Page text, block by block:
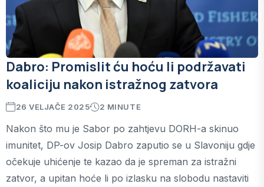
Dabro: Promislit ću hoću li podržavati
koaliciju nakon istražnog zatvora
26 VELJAČE 2025 2 MINUTE
Nakon što mu je Sabor po zahtjevu DORH-a skinuo
imunitet, DP-ov Josip Dabro zaputio se u Slavoniju gdje
očekuje uhićenje te kazao da je spreman za istražni
zatvor, a upitan hoće li po izlasku na slobodu nastaviti